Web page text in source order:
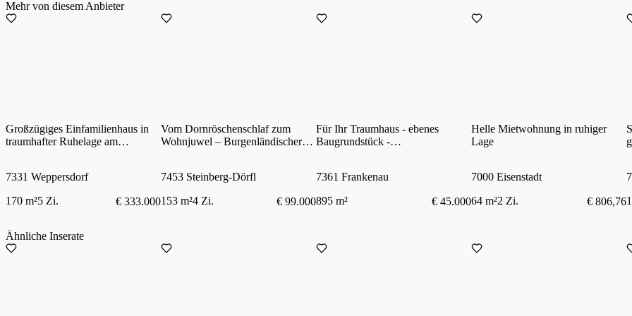
Mehr von diesem Anbieter
Großzügiges Einfamilienhaus in
traumhafter Ruhelage am
7331 Weppersdorf
170 m²5 Zi. € 333.000
Vom Dornröschenschlaf zum
Wohnjuwel – Burgenländischer
7453 Steinberg-Dörfl
153 m²4 Zi. € 99.000
Für Ihr Traumhaus - ebenes
Baugrundstück -
7361 Frankenau
895 m²
€ 45.000
Helle Mietwohnung in ruhiger
Lage
7000 Eisenstadt
64 m²2 Zi. € 806,76
Ähnliche Inserate